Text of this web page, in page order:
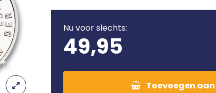
Nu voor slechts:
49,95
Toevoegen aan